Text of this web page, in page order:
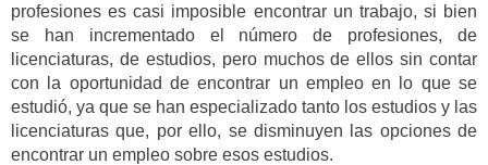
profesiones es casi imposible encontrar un trabajo, si bien
se han incrementado el número de profesiones, de
licenciaturas, de estudios, pero muchos de ellos sin contar
con la oportunidad de encontrar un empleo en lo que se
estudió, ya que se han especializado tanto los estudios y las
licenciaturas que, por ello, se disminuyen las opciones de
encontrar un empleo sobre esos estudios.